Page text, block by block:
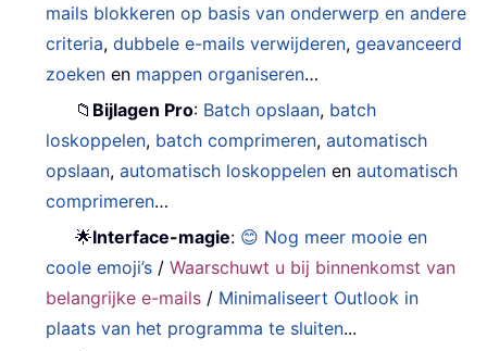
mails blokkeren op basis van onderwerp en andere
criteria,dubbele e-mails verwijderen,geavanceerd
zoeken en mappen organiseren…
📁 Bijlagen Pro: Batch opslaan, batch
loskoppelen, batch comprimeren,automatisch
opslaan,automatisch loskoppelen enautomatisch
comprimeren…
🌟Interface-magie: 😊 Nog meer mooie en
coole emoji’s /Waarschuwt u bij binnenkomst van
belangrijke e-mails / Minimaliseert Outlook in
plaats van het programma te sluiten...